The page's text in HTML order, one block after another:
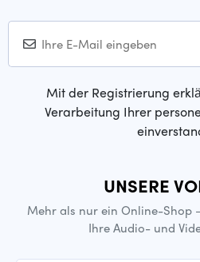
Mit der Registrierung
Verarbeitung Ihrer
UNSERE
Mehr als nur ein Online-Shop
Ihre Audio- und